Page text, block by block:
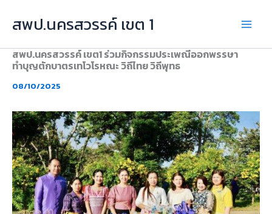
สพป.นครสวรรค์ เขต 1
สพป.นครสวรรค์ เขต1 ร่วมกิจกรรมประเพณีออกพรรษา
ทำบุญตักบาตรเทโวโรหณะ วิถีไทย วิถีพุทธ
08/10/2025